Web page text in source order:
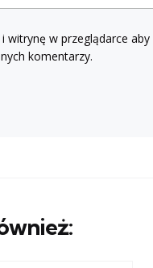
witrynę w przeglądarce aby
komentarzy.